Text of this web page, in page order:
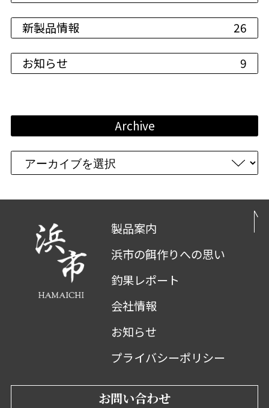
新製品情報 26
お知らせ 9
Archive
製品案内
浜市の餌作りへの思い
釣果レポート
会社情報
お知らせ
プライバシーポリシー
お問い合わせ